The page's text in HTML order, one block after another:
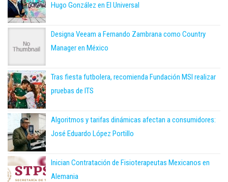
Hugo González en El Universal
Designa Veeam a Fernando Zambrana como Country
Manager en México
Tras fiesta futbolera, recomienda Fundación MSI realizar
pruebas de ITS
Algoritmos y tarifas dinámicas afectan a consumidores:
José Eduardo López Portillo
Inician Contratación de Fisioterapeutas Mexicanos en
Alemania